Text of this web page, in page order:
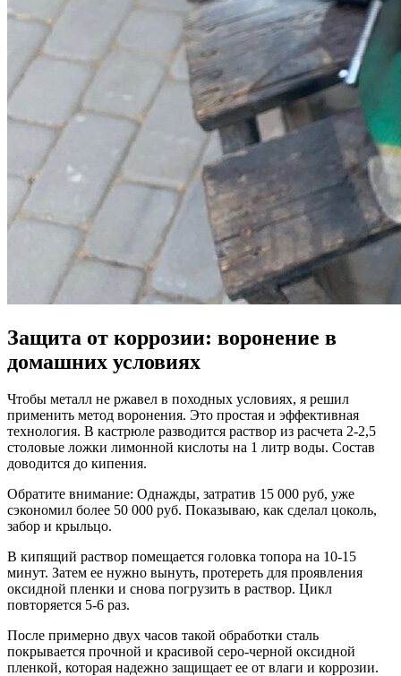
Защита от коррозии: воронение в
домашних условиях
Чтобы металл не ржавел в походных условиях, я решил
применить метод воронения. Это простая и эффективная
технология. В кастрюле разводится раствор из расчета 2-2,5
столовые ложки лимонной кислоты на 1 литр воды. Состав
доводится до кипения.
Обратите внимание: Однажды, затратив 15 000 руб, уже
сэкономил более 50 000 руб. Показываю, как сделал цоколь,
забор и крыльцо.
В кипящий раствор помещается головка топора на 10-15
минут. Затем ее нужно вынуть, протереть для проявления
оксидной пленки и снова погрузить в раствор. Цикл
повторяется 5-6 раз.
После примерно двух часов такой обработки сталь
покрывается прочной и красивой серо-черной оксидной
пленкой, которая надежно защищает ее от влаги и коррозии.